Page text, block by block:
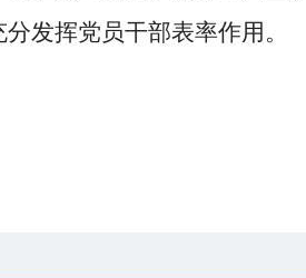
发挥党员干部表率作用。